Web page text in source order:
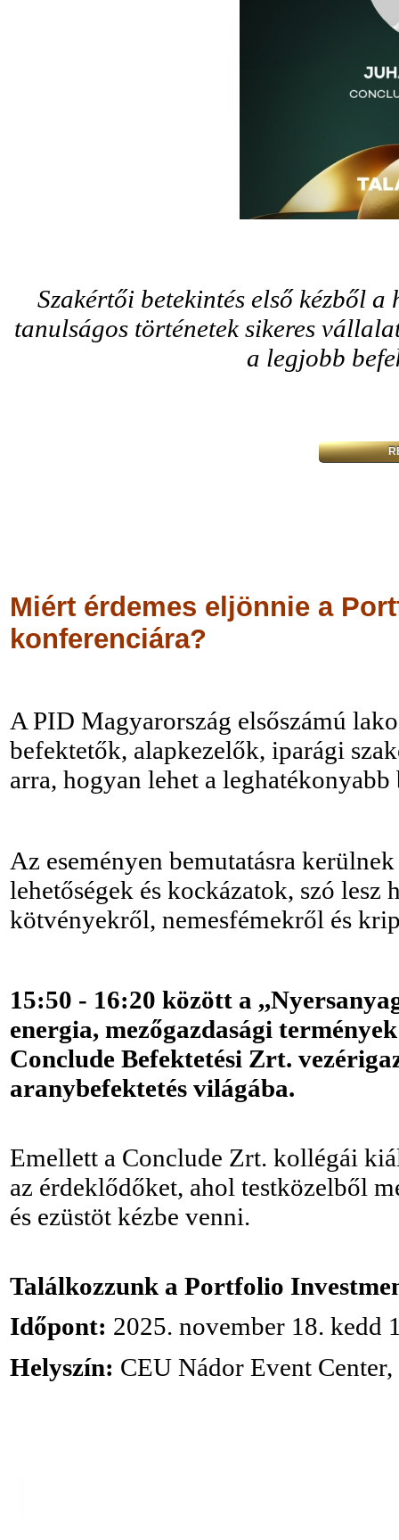
Szakértői betekintés első kézből
tanulságos történetek sikeres
a legjobb
Miért érdemes eljönnie a
konferenciára?
A PID Magyarország elsőszámú
befektetők, alapkezelők, iparági
arra, hogyan lehet a
Az eseményen bemutatásra
lehetőségek és kockázatok, szó
kötvényekről, nemesfémekről és
15:50 - 16:20 között a
energia, mezőgazdasági
Conclude Befektetési Zrt.
aranybefektetés világába.
Emellett a Conclude Zrt. kollégái
az érdeklődőket, ahol testközelből
és ezüstöt kézbe venni.
Találkozzunk a Portfolio
Időpont: 2025. november 18. kedd
Helyszín: CEU Nádor Event